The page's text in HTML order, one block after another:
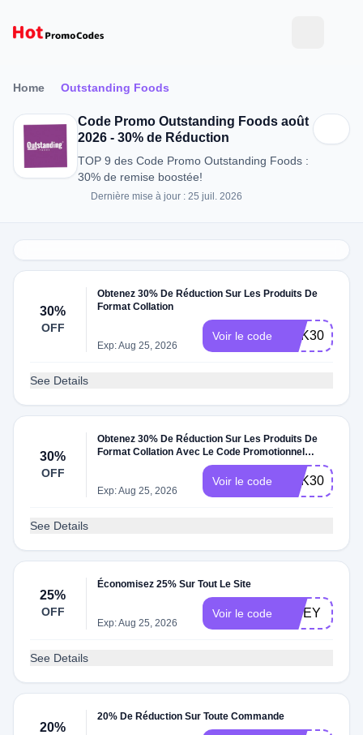
Home Outstanding Foods
Code Promo Outstanding Foods août
2026 - 30% de Réduction
TOP 9 des Code Promo Outstanding Foods :
30% de remise boostée!
Dernière mise à jour : 25 juil. 2026
30%
OFF
Obtenez 30% De Réduction Sur Les Produits De
Format Collation
Exp: Aug 25, 2026
Voir le code ACK30
See Details
30%
OFF
Obtenez 30% De Réduction Sur Les Produits De
Format Collation Avec Le Code Promotionnel
Exp: Aug 25, 2026
Voir le code ACK30
See Details
25%
OFF
Économisez 25% Sur Tout Le Site
Exp: Aug 25, 2026
Voir le code ITNEY
See Details
20%
20% De Réduction Sur Toute Commande